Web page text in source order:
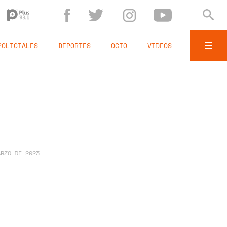
DEPORTES OCIO VIDEOS
DE 2023